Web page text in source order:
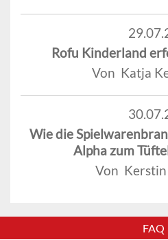
Rofu Kinderland
Von Katja
Wie die
Alpha zum
Von
FAQ